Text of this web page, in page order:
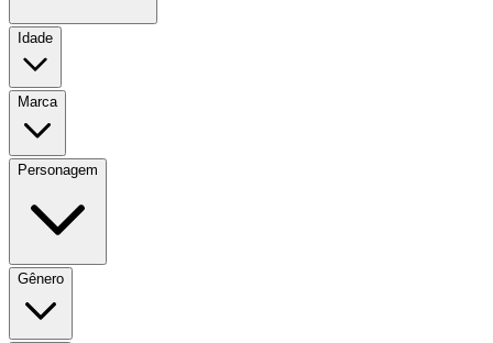
Idade
Marca
Personagem
Gênero